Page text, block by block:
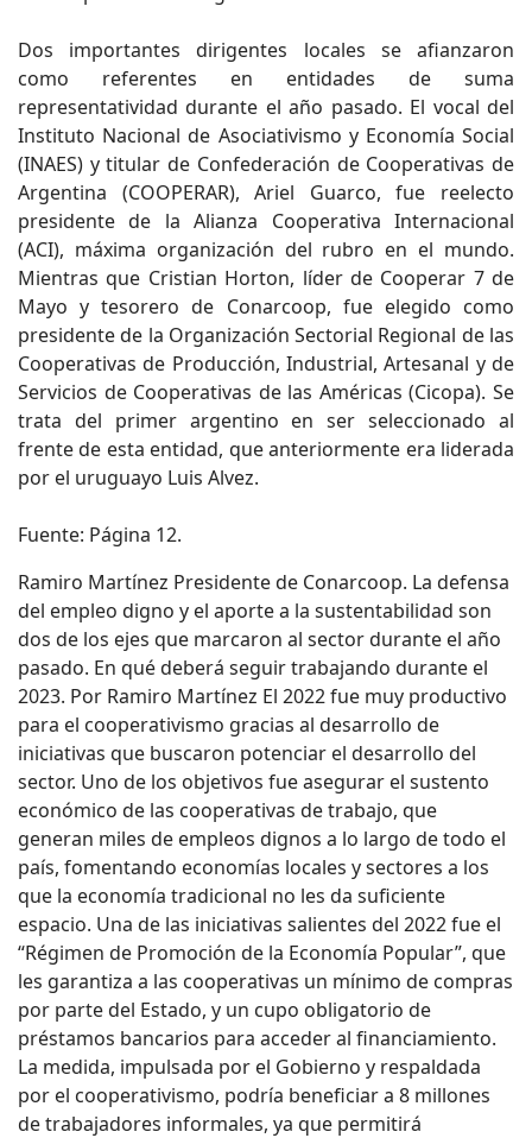
Dos importantes dirigentes locales se afianzaron
como referentes en entidades de suma
representatividad durante el año pasado. El vocal del
Instituto Nacional de Asociativismo y Economía Social
(INAES) y titular de Confederación de Cooperativas de
Argentina (COOPERAR), Ariel Guarco, fue reelecto
presidente de la Alianza Cooperativa Internacional
(ACI), máxima organización del rubro en el mundo.
Mientras que Cristian Horton, líder de Cooperar 7 de
Mayo y tesorero de Conarcoop, fue elegido como
presidente de la Organización Sectorial Regional de las
Cooperativas de Producción, Industrial, Artesanal y de
Servicios de Cooperativas de las Américas (Cicopa). Se
trata del primer argentino en ser seleccionado al
frente de esta entidad, que anteriormente era liderada
por el uruguayo Luis Alvez.
Fuente: Página 12.
Ramiro Martínez Presidente de Conarcoop. La defensa
del empleo digno y el aporte a la sustentabilidad son
dos de los ejes que marcaron al sector durante el año
pasado. En qué deberá seguir trabajando durante el
2023. Por Ramiro Martínez El 2022 fue muy productivo
para el cooperativismo gracias al desarrollo de
iniciativas que buscaron potenciar el desarrollo del
sector. Uno de los objetivos fue asegurar el sustento
económico de las cooperativas de trabajo, que
generan miles de empleos dignos a lo largo de todo el
país, fomentando economías locales y sectores a los
que la economía tradicional no les da suficiente
espacio. Una de las iniciativas salientes del 2022 fue el
“Régimen de Promoción de la Economía Popular”, que
les garantiza a las cooperativas un mínimo de compras
por parte del Estado, y un cupo obligatorio de
préstamos bancarios para acceder al financiamiento.
La medida, impulsada por el Gobierno y respaldada
por el cooperativismo, podría beneficiar a 8 millones
de trabajadores informales, ya que permitirá